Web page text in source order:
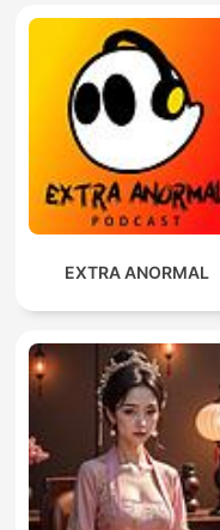
EXTRA ANORMAL